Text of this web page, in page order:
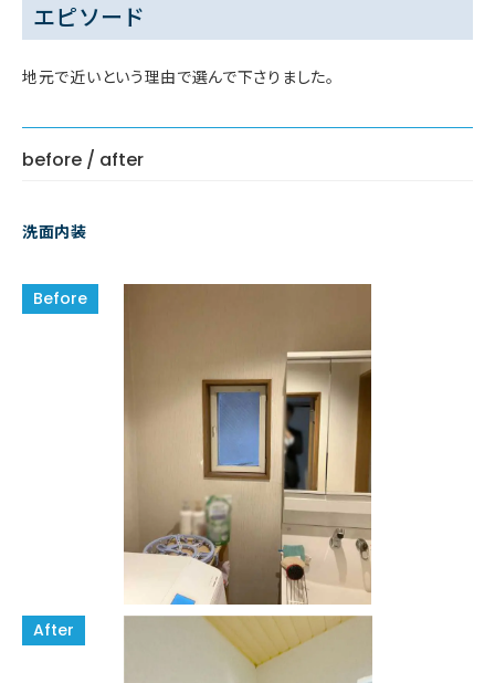
エピソード
地元で近いという理由で選んで下さりました。
before / after
洗面内装